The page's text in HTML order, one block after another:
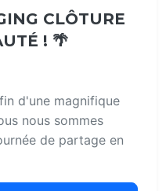
CLÔTURE
! 🌴
d'une magnifique
nous sommes
de partage en